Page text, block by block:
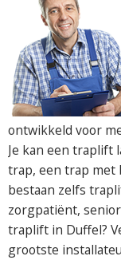
ontwikkeld voor
Je kan een traplift
trap, een trap met
bestaan zelfs
zorgpatiënt,
traplift in Duffel?
grootste